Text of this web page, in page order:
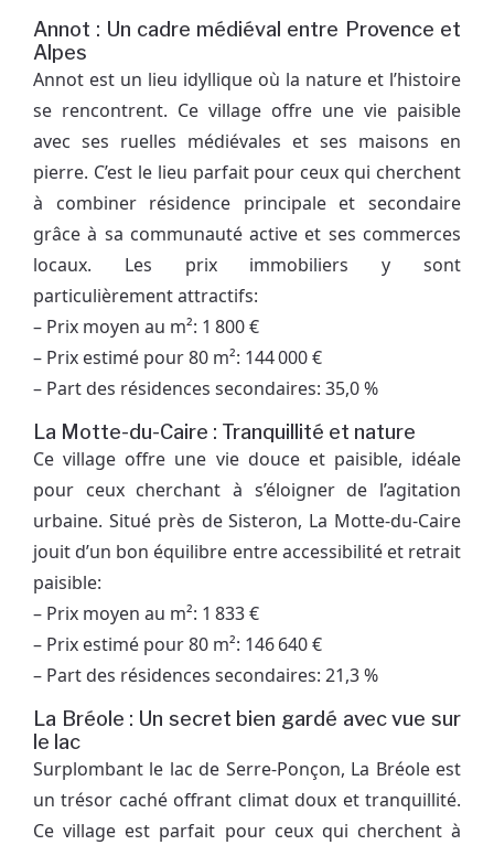
Annot : Un cadre médiéval entre Provence et
Alpes
Annot est un lieu idyllique où la nature et l’histoire
se rencontrent. Ce village offre une vie paisible
avec ses ruelles médiévales et ses maisons en
pierre. C’est le lieu parfait pour ceux qui cherchent
à combiner résidence principale et secondaire
grâce à sa communauté active et ses commerces
locaux. Les prix immobiliers y sont
particulièrement attractifs:
– Prix moyen au m²: 1 800 €
– Prix estimé pour 80 m²: 144 000 €
– Part des résidences secondaires: 35,0 %
La Motte-du-Caire : Tranquillité et nature
Ce village offre une vie douce et paisible, idéale
pour ceux cherchant à s’éloigner de l’agitation
urbaine. Situé près de Sisteron, La Motte-du-Caire
jouit d’un bon équilibre entre accessibilité et retrait
paisible:
– Prix moyen au m²: 1 833 €
– Prix estimé pour 80 m²: 146 640 €
– Part des résidences secondaires: 21,3 %
La Bréole : Un secret bien gardé avec vue sur
le lac
Surplombant le lac de Serre-Ponçon, La Bréole est
un trésor caché offrant climat doux et tranquillité.
Ce village est parfait pour ceux qui cherchent à